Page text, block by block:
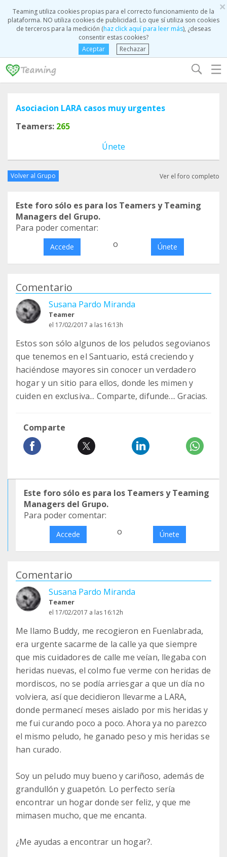
×
Teaming utiliza cookies propias para el correcto funcionamiento de la
plataforma. NO utiliza cookies de publicidad. Lo que sí utiliza son cookies
de terceros para la medición (haz click aquí para leer más), ¿deseas
consentir estas cookies?
Aceptar
Rechazar
☰
Asociacion LARA casos muy urgentes
Teamers: 265
Únete
Volver al Grupo Ver el foro completo
Este foro sólo es para los Teamers y Teaming
Managers del Grupo.
Para poder comentar:
Accede o Únete
Comentario
Susana Pardo Miranda
Teamer
el 17/02/2017 a las 16:13h
Estos son sólo algunos de los peludos segovianos
que tenemos en el Santuario, está creciendo y
haciéndose mayores sin conocer un verdadero
hogar y un sitio para ellos, donde les mimen y
cuiden en exclusiva... Comparte, difunde.... Gracias.
Comparte
Este foro sólo es para los Teamers y Teaming
Managers del Grupo.
Para poder comentar:
Accede o Únete
Comentario
Susana Pardo Miranda
Teamer
el 17/02/2017 a las 16:12h
Me llamo Buddy, me recogieron en Fuenlabrada,
era urgente sacarme de la calle ya que siempre
que mis cuidadores de calle me veían, llegaba con
heridas nuevas, el colmo fue verme con heridas de
mordiscos, no se podía arriesgar a que un día no
volviera, así que decidieron llevarme a LARA,
donde permanecí meses aislado por mis heridas y
me fui curando poco a poco. Ahora ya no parezco
el mismo peludo, he ganado peso y mis heridas se
han curado.
Soy un peludo muy bueno y cariñoso, además de
grandullón y guapetón. Lo perfecto sería
encontrar un hogar donde ser feliz, y que me
mimasen mucho, que me encanta.
¿Me ayudas a encontrar un hogar?.